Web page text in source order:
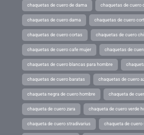
chaquetas de cuero de dama chaquetas de cuero
chaquetas de cuero dama chaquetas de cuero
chaquetas de cuero cortas chaquetas de cuero
chaquetas de cuero cafe mujer chaquetas de
chaquetas de cuero blancas para hombre
chaquetas de cuero baratas chaquetas de cuero
chaqueta negra de cuero hombre chaqueta de
chaqueta de cuero zara chaqueta de cuero verde
chaqueta de cuero stradivarius chaqueta de